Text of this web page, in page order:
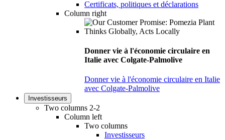
Certificats, politiques et déclarations
Column right
Donner vie à l'économie circulaire en
Italie avec Colgate-Palmolive
Donner vie à l'économie circulaire en Italie
avec Colgate-Palmolive
Investisseurs
Two columns 2-2
Column left
Two columns
Investisseurs